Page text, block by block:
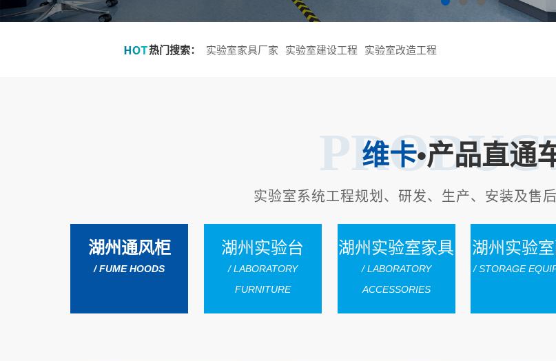
热门搜索： 实验室家具厂家 实验室建设工程 实验室改造工程
维卡•产品直通
实验室系统工程规划、研发、生产、安装及售
湖州通风柜
/ FUME HOODS
湖州实验台
/ LABORATORY
FURNITURE
湖州实验室家具
/ LABORATORY
ACCESSORIES
湖州实验
/ STORAGE